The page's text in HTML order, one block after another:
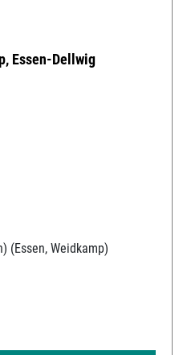
Essen-Dellwig
(Essen, Weidkamp)